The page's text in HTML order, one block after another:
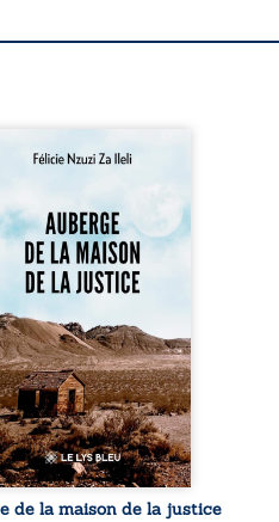
de la maison de la
exemplaire de Mbala
Lema Félix.
intègre, fervent
des droits humains
l’indépendance
il voit sa carrière de
quatre ans brutalement
par une révocation
en 2009, plongeant
dans un chaos matériel
et moral. À ...
de la maison de la justice